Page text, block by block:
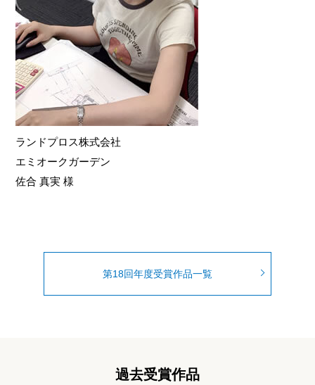
ランドプロス株式会社
エミオークガーデン
佐合 真実 様
第18回年度受賞作品一覧
過去受賞作品